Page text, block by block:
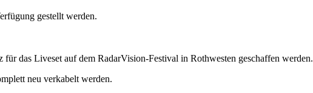
gestellt werden.
das Liveset auf dem RadarVision-Festival in Rothwesten geschaffen werden.
neu verkabelt werden.